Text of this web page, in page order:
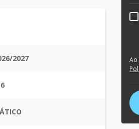
2027
6
Ao